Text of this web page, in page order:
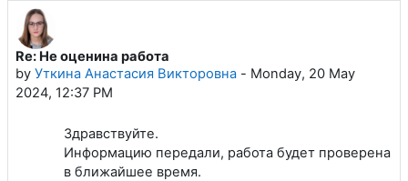
Re: Не оценина работа
by Уткина Анастасия Викторовна - Monday, 20 May
2024, 12:37 PM
Number of replies: 0
Здравствуйте.
Информацию передали, работа будет проверена
в ближайшее время.